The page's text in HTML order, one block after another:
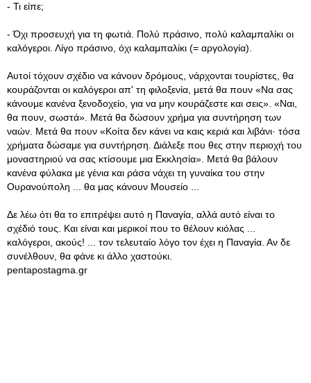
- Τι είπε;
- Όχι προσευχή για τη φωτιά. Πολύ πράσινο, πολύ καλαμπαλίκι οι
καλόγεροι. Λίγο πράσινο, όχι καλαμπαλίκι (= αργολογία).
Αυτοί τόχουν σχέδιο να κάνουν δρόμους, νάρχονται τουρίστες, θα
κουράζονται οι καλόγεροι απ' τη φιλοξενία, μετά θα πουν «Να σας
κάνουμε κανένα ξενοδοχείο, για να μην κουράζεστε και σεις». «Ναι,
θα πουν, σωστά». Μετά θα δώσουν χρήμα για συντήρηση των
ναών. Μετά θα πουν «Κοίτα δεν κάνει να καις κεριά και λιβάνι· τόσα
χρήματα δώσαμε για συντήρηση. Διάλεξε που θες στην περιοχή του
μοναστηριού να σας κτίσουμε μια Εκκλησία». Μετά θα βάλουν
κανένα φύλακα με γένια και ράσα νάχει τη γυναίκα του στην
Ουρανούπολη ... θα μας κάνουν Μουσείο ...
Δε λέω ότι θα το επιτρέψει αυτό η Παναγία, αλλά αυτό είναι το
σχέδιό τους. Και είναι και μερικοί που το θέλουν κιόλας ...
καλόγεροι, ακούς! ... τον τελευταίο λόγο τον έχει η Παναγία. Αν δε
συνέλθουν, θα φάνε κι άλλο χαστούκι.
pentapostagma.gr